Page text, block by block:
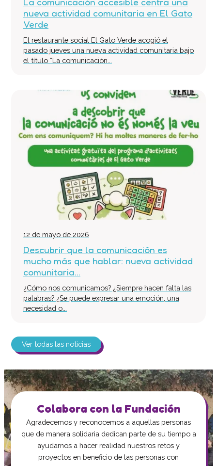
nueva actividad comunitaria en El Gato
Verde
El restaurante social El Gato Verde acogió el
pasado jueves una nueva actividad comunitaria bajo
el título “La comunicación...
12 de mayo de 2026
Descubrir que la comunicación es
mucho más que hablar: nueva actividad
comunitaria...
¿Cómo nos comunicamos? ¿Siempre hacen falta las
palabras? ¿Se puede expresar una emoción, una
necesidad o...
Ver todas las noticias
Colabora con la Fundación
Agradecemos y reconocemos a aquellas personas
que de manera solidaria dedican parte de su tiempo a
ayudarnos a hacer realidad nuestros retos y
proyectos en beneficio de las personas con